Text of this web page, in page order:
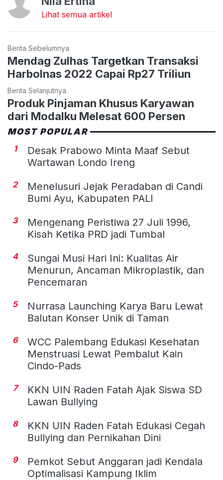
Lihat semua artikel
Berita Sebelumnya
Mendag Zulhas Targetkan Transaksi
Harbolnas 2022 Capai Rp27 Triliun
Berita Selanjutnya
Produk Pinjaman Khusus Karyawan
dari Modalku Melesat 600 Persen
MOST POPULAR
1
Desak Prabowo Minta Maaf Sebut
Wartawan Londo Ireng
2
Menelusuri Jejak Peradaban di Candi
Bumi Ayu, Kabupaten PALI
3
Mengenang Peristiwa 27 Juli 1996,
Kisah Ketika PRD jadi Tumbal
4
Sungai Musi Hari Ini: Kualitas Air
Menurun, Ancaman Mikroplastik, dan
Pencemaran
5
Nurrasa Launching Karya Baru Lewat
Balutan Konser Unik di Taman
6
WCC Palembang Edukasi Kesehatan
Menstruasi Lewat Pembalut Kain
Cindo-Pads
7
KKN UIN Raden Fatah Ajak Siswa SD
Lawan Bullying
8
KKN UIN Raden Fatah Edukasi Cegah
Bullying dan Pernikahan Dini
9
Pemkot Sebut Anggaran jadi Kendala
Optimalisasi Kampung Iklim